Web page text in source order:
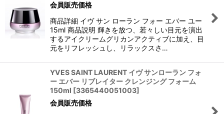
会員販売価格
商品詳細 イヴ サン ローラン フォー エバー ユー
15ml 商品説明 輝きを放つ、若々しい目元を演出
するアイクリームグリカンアクティブに加え、目
元をリフレッシュし、リラックスさ…
YVES SAINT LAURENT イヴ サンローラン フォ
ー エバー リブレイター クレンジング フォーム
150ml [3365440051003]
会員販売価格